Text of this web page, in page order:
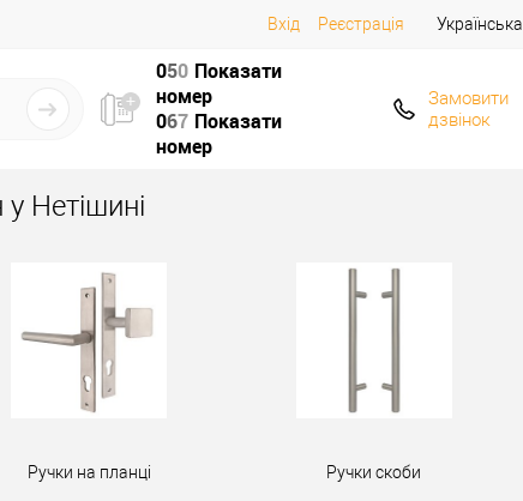
Вхід Реєстрація Українська
050 Показати
номер
067 Показати
номер
Замовити
дзвінок
Нетішині
Ручки на планці Ручки скоби